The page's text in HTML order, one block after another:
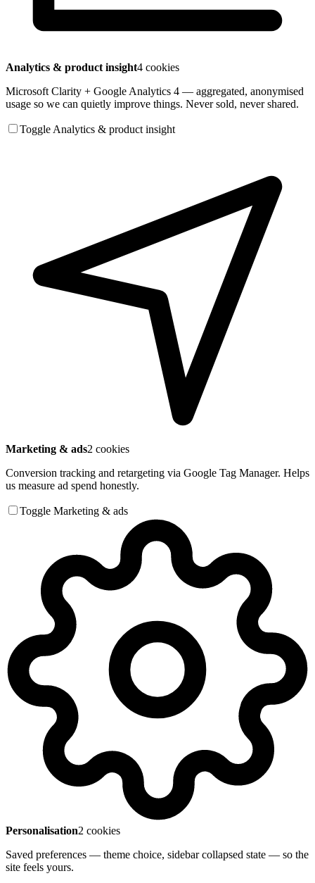
Analytics & product insight4 cookies
Microsoft Clarity + Google Analytics 4 — aggregated, anonymised
usage so we can quietly improve things. Never sold, never shared.
Toggle Analytics & product insight
Marketing & ads2 cookies
Conversion tracking and retargeting via Google Tag Manager. Helps
us measure ad spend honestly.
Toggle Marketing & ads
Personalisation2 cookies
Saved preferences — theme choice, sidebar collapsed state — so the
site feels yours.